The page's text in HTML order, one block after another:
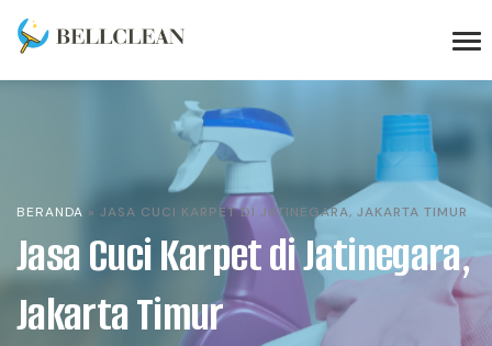
BERANDA » JASA CUCI KARPET DI JATINEGARA, JAKARTA TIMUR
Jasa Cuci Karpet di Jatinegara,
Jakarta Timur